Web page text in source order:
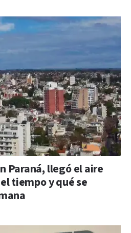
Paraná, llegó el aire
tiempo y qué se